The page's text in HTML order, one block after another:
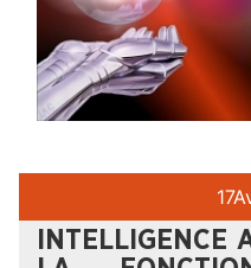
17
INTELLIGENCE